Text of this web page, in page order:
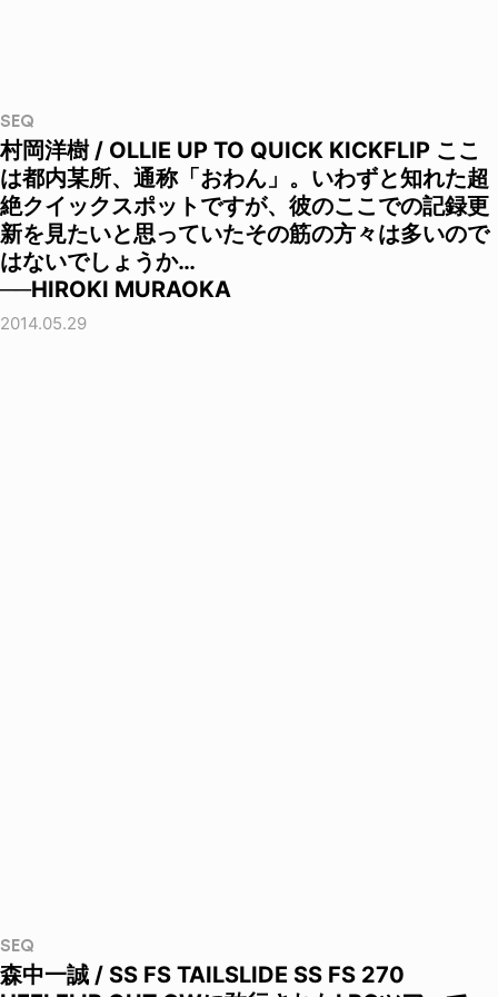
SEQ
村岡洋樹 / OLLIE UP TO QUICK KICKFLIP ここ
は都内某所、通称「おわん」。いわずと知れた超
絶クイックスポットですが、彼のここでの記録更
新を見たいと思っていたその筋の方々は多いので
はないでしょうか…
──HIROKI MURAOKA
2014.05.29
SEQ
森中一誠 / SS FS TAILSLIDE SS FS 270